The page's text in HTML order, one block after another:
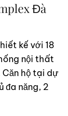
Đà
kế với 18
nội thất
hộ tại dự
đa năng, 2